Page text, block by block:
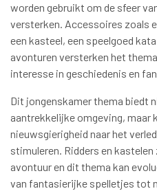
worden gebruikt om de sfeer
versterken. Accessoires zoals
een kasteel, een speelgoed
avonturen versterken het
interesse in geschiedenis en
Dit jongenskamer thema biedt
aantrekkelijke omgeving, maar
nieuwsgierigheid naar het
stimuleren. Ridders en
avontuur en dit thema kan
van fantasierijke spelletjes tot